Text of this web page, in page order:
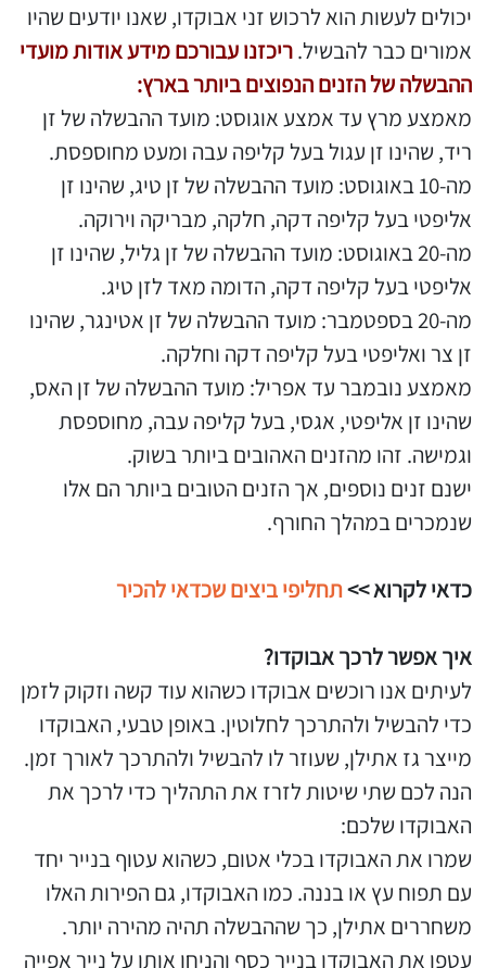
יכולים לעשות הוא לרכוש זני אבוקדו, שאנו יודעים שהיו
אמורים כבר להבשיל.ריכזנו עבורכם מידע אודות מועדי
ההבשלה של הזנים הנפוצים ביותר בארץ:
מאמצע מרץ עד אמצע אוגוסט: מועד ההבשלה של זן
ריד, שהינו זן עגול בעל קליפה עבה ומעט מחוספסת.
מה-10 באוגוסט: מועד ההבשלה של זן טיג, שהינו זן
אליפטי בעל קליפה דקה, חלקה, מבריקה וירוקה.
מה-20 באוגוסט: מועד ההבשלה של זן גליל, שהינו זן
אליפטי בעל קליפה דקה, הדומה מאד לזן טיג.
מה-20 בספטמבר: מועד ההבשלה של זן אטינגר, שהינו
זן צר ואליפטי בעל קליפה דקה וחלקה.
מאמצע נובמבר עד אפריל: מועד ההבשלה של זן האס,
שהינו זן אליפטי, אגסי, בעל קליפה עבה, מחוספסת
וגמישה. זהו מהזנים האהובים ביותר בשוק.
ישנם זנים נוספים, אך הזנים הטובים ביותר הם אלו
שנמכרים במהלך החורף.
כדאי לקרוא >>תחליפי ביצים שכדאי להכיר
איך אפשר לרכך אבוקדו?
לעיתים אנו רוכשים אבוקדו כשהוא עוד קשה וזקוק לזמן
כדי להבשיל ולהתרכך לחלוטין. באופן טבעי, האבוקדו
מייצר גז אתילן, שעוזר לו להבשיל ולהתרכך לאורך זמן.
הנה לכם שתי שיטות לזרז את התהליך כדי לרכך את
האבוקדו שלכם:
שמרו את האבוקדו בכלי אטום, כשהוא עטוף בנייר יחד
עם תפוח עץ או בננה. כמו האבוקדו, גם הפירות האלו
משחררים אתילן, כך שההבשלה תהיה מהירה יותר.
עטפו את האבוקדו בנייר כסף והניחו אותו על נייר אפייה